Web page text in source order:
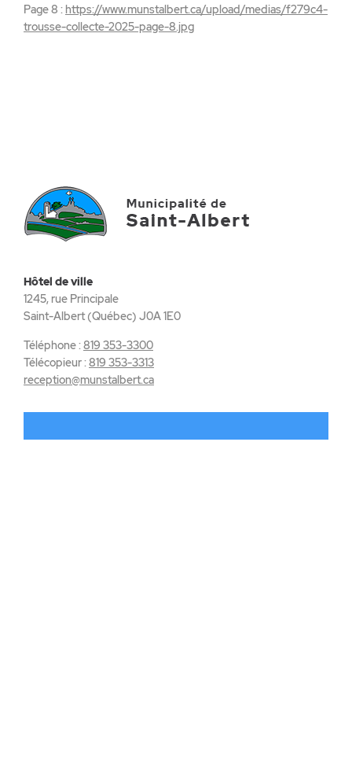
Page 8 : https://www.munstalbert.ca/upload/medias/f279c4-
trousse-collecte-2025-page-8.jpg
Hôtel de ville
1245, rue Principale
Saint-Albert (Québec) J0A 1E0
Téléphone :819 353-3300
Télécopieur :819 353-3313
reception@munstalbert.ca